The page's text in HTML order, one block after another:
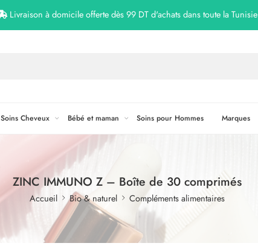
Livraison à domicile offerte dès 99 DT d'achats dans toute la Tunisie
Soins Cheveux Bébé et maman Soins pour Hommes Marques
ZINC IMMUNO Z – Boîte de 30 comprimés
Accueil Bio & naturel Compléments alimentaires